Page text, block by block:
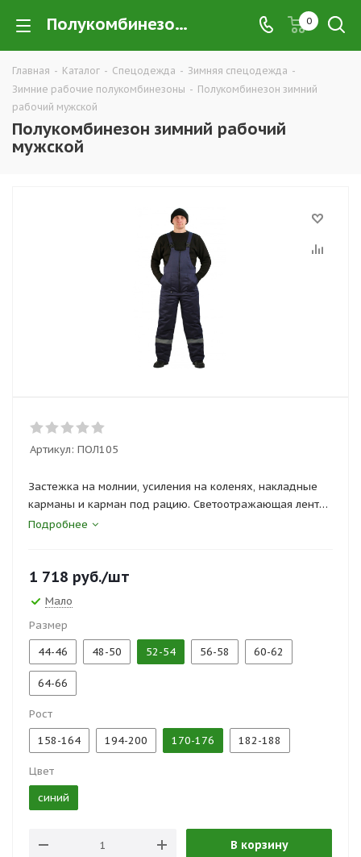
Полукомбинезон зимний рабочий мужской купить в Екатеринбурге по низким ценам оптом — интернет-магазин зимних рабочих полукомбинезонов в розницу компании ТД УРАЛСИЗ 0
Главная - Каталог - Спецодежда - Зимняя спецодежда -
Зимние рабочие полукомбинезоны - Полукомбинезон зимний
рабочий мужской
Полукомбинезон зимний рабочий
мужской
Артикул: ПОЛ105
Застежка на молнии, усиления на коленях, накладные
карманы и карман под рацию. Светоотражающая лента
шириной 5 см, обеспечивает хорошую видимость.
ТР ТС 019/2011, ГОСТ: 12.4.236-2011
Подробнее
1 718 руб./шт
Мало
Размер
44-46
48-50 52-54 56-58 60-62
64-66
Рост
158-164
194-200 170-176 182-188
Цвет
синий
В корзину